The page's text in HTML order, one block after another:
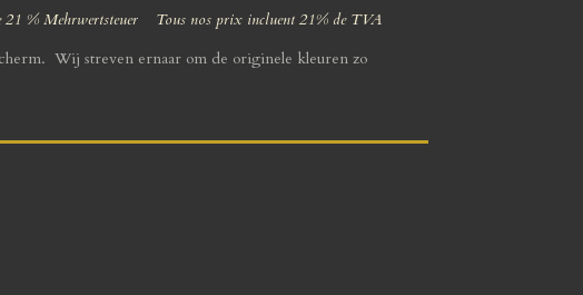
% Mehrwertsteuer Tous nos prix incluent 21% de TVA
Wij streven ernaar om de originele kleuren zo